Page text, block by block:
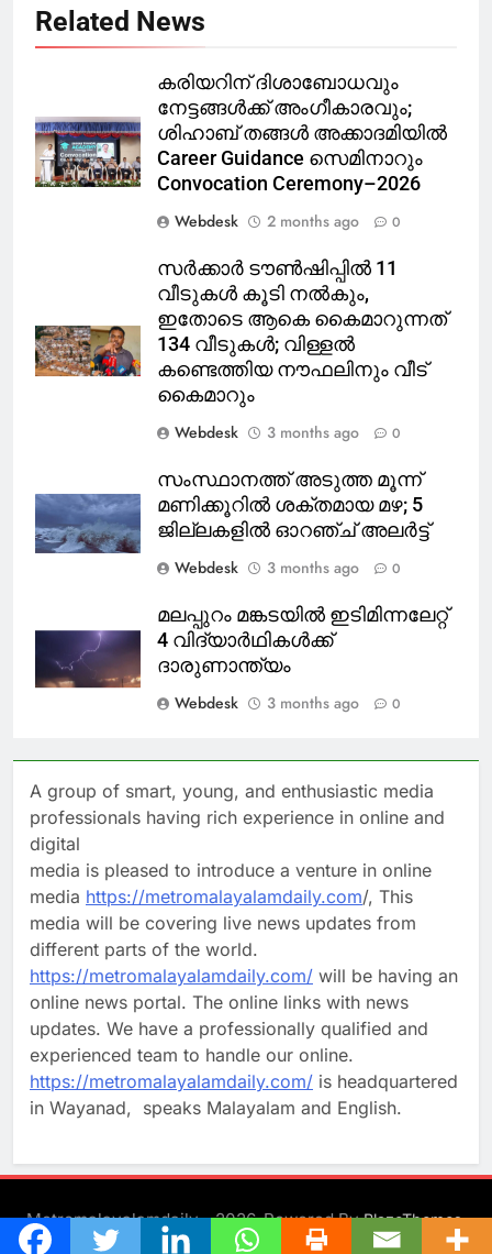
Related News
കരിയറിന് ദിശാബോധവും
നേട്ടങ്ങൾക്ക് അംഗീകാരവും;
ശിഹാബ് തങ്ങൾ അക്കാദമിയിൽ
Career Guidance സെമിനാറും
Convocation Ceremony–2026
Webdesk
2 months ago 0
സർക്കാർ ടൗൺഷിപ്പിൽ 11
വീടുകൾ കൂടി നൽകും,
ഇതോടെ ആകെ കൈമാറുന്നത്
134 വീടുകൾ; വിള്ളൽ
കണ്ടെത്തിയ നൗഫലിനും വീട്
കൈമാറും
Webdesk
3 months ago 0
സംസ്ഥാനത്ത് അടുത്ത മൂന്ന്
മണിക്കൂറിൽ ശക്തമായ മഴ; 5
ജില്ലകളിൽ ഓറഞ്ച് അലർട്ട്
Webdesk
3 months ago 0
മലപ്പുറം മങ്കടയിൽ ഇടിമിന്നലേറ്റ്
4 വിദ്യാർഥികൾക്ക്
ദാരുണാന്ത്യം
Webdesk
3 months ago 0
A group of smart, young, and enthusiastic media
professionals having rich experience in online and
digital
media is pleased to introduce a venture in online
media https://metromalayalamdaily.com/, This
media will be covering live news updates from
different parts of the world.
https://metromalayalamdaily.com/ will be having an
online news portal. The online links with news
updates. We have a professionally qualified and
experienced team to handle our online.
https://metromalayalamdaily.com/ is headquartered
in Wayanad, speaks Malayalam and English.
Metromalayalamdaily - 2026. Powered ByBlazeThemes.